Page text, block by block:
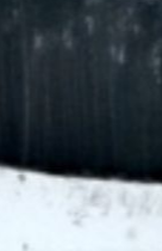
místa pro přejití